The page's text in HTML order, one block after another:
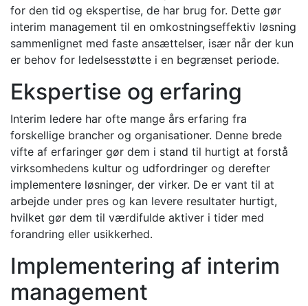
for den tid og ekspertise, de har brug for. Dette gør
interim management til en omkostningseffektiv løsning
sammenlignet med faste ansættelser, især når der kun
er behov for ledelsesstøtte i en begrænset periode.
Ekspertise og erfaring
Interim ledere har ofte mange års erfaring fra
forskellige brancher og organisationer. Denne brede
vifte af erfaringer gør dem i stand til hurtigt at forstå
virksomhedens kultur og udfordringer og derefter
implementere løsninger, der virker. De er vant til at
arbejde under pres og kan levere resultater hurtigt,
hvilket gør dem til værdifulde aktiver i tider med
forandring eller usikkerhed.
Implementering af interim
management